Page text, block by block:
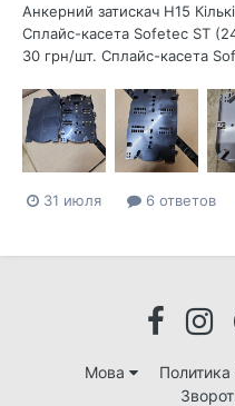
Анкерний затискач Н15
Сплайс-касета Sofetec ST
30 грн/шт. Сплайс-касета
31 июля 6 ответов
Мова